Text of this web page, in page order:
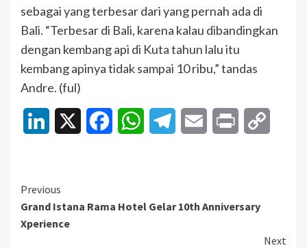
sebagai yang terbesar dari yang pernah ada di
Bali. “Terbesar di Bali, karena kalau dibandingkan
dengan kembang api di Kuta tahun lalu itu
kembang apinya tidak sampai 10 ribu,” tandas
Andre. (ful)
LinkedIn FacebookWhatsAppTelegramEmail Print
Continue
Reading
Previous
Grand Istana Rama Hotel Gelar 10th Anniversary
Xperience
Next